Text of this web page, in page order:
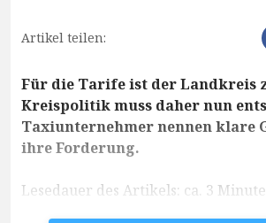
Artikel teilen:
Für die Tarife ist der Landkreis
Kreispolitik muss daher nun
Taxiunternehmer nennen klare
ihre Forderung.
Lesedauer des Artikels: ca. 3